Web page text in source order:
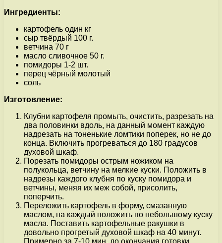
Ингредиенты:
картофель один кг
сыр твёрдый 100 г.
ветчина 70 г
масло сливочное 50 г.
помидоры 1-2 шт.
перец чёрный молотый
соль
Изготовление:
Клубни картофеля промыть, очистить, разрезать на
два половинки вдоль, на данный момент каждую
надрезать на тоненькие ломтики поперек, но не до
конца. Включить прогреваться до 180 градусов
духовой шкаф.
Порезать помидоры острым ножиком на
полукольца, ветчину на мелкие куски. Положить в
надрезы каждого клубня по куску помидора и
ветчины, меняя их меж собой, присолить,
поперчить.
Переложить картофель в форму, смазанную
маслом, на каждый положить по небольшому куску
масла. Поставить картофельные ракушки в
довольно прогретый духовой шкаф на 40 минут.
Примерно за 7-10 мин. до окончания готовки